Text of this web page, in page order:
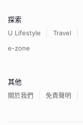
探索
U Lifestyle Travel
e-zone
其他
關於我們 免責聲明